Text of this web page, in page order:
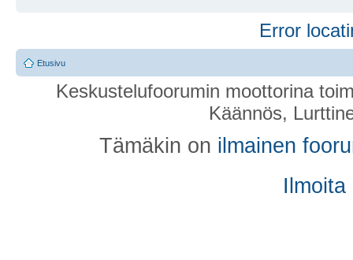
Error
Etusivu
Keskustelufoorumin moottorina
Käännös,
Tämäkin on ilmainen